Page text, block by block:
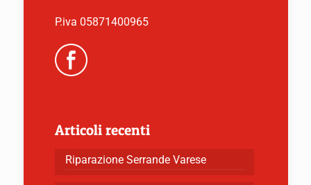
P.iva 05871400965
Articoli recenti
Riparazione Serrande Varese